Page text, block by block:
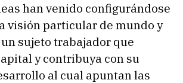
han venido configurándose
visión particular de mundo y
sujeto trabajador que
y contribuya con su
al cual apuntan las